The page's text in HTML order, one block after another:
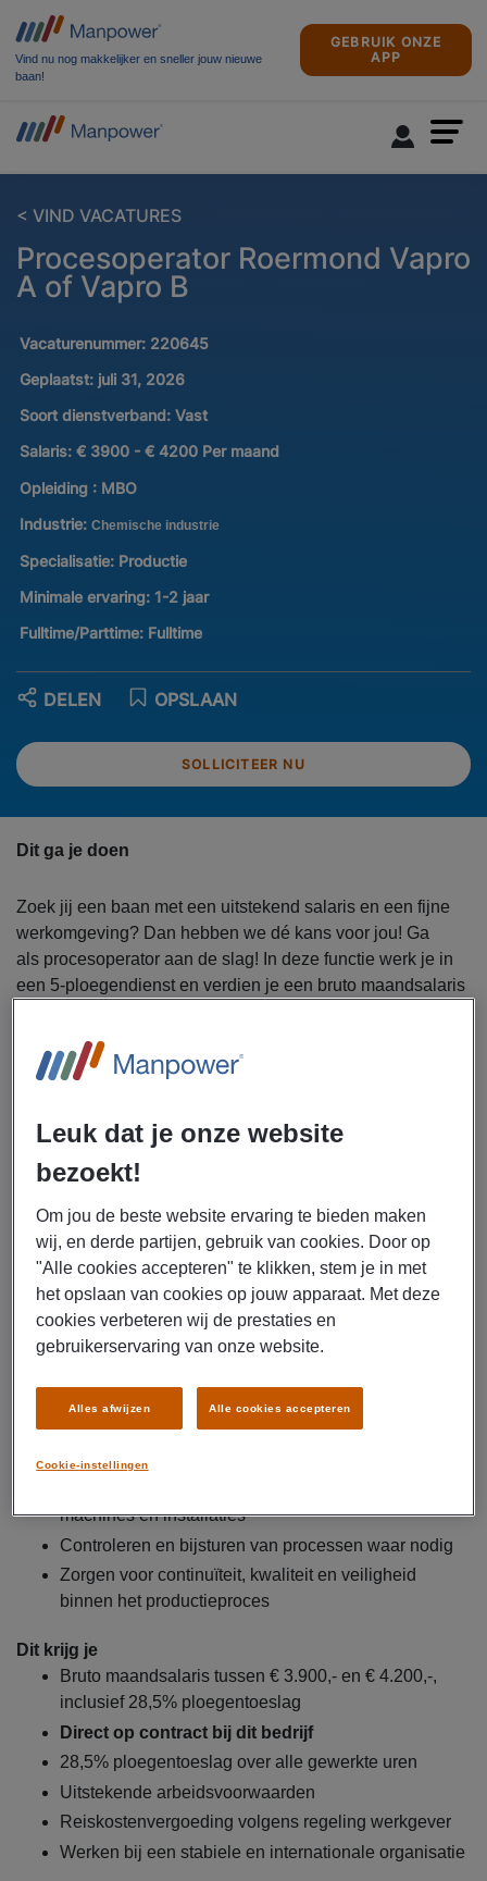
Vind nu nog makkelijker en sneller jouw nieuwe
baan!
GEBRUIK ONZE
APP
< VIND VACATURES
Procesoperator Roermond Vapro
A of Vapro B
Vacaturenummer: 220645
Geplaatst: juli 31, 2026
Soort dienstverband: Vast
Salaris: € 3900 - € 4200 Per maand
Opleiding : MBO
Industrie: Chemische industrie
Specialisatie: Productie
Minimale ervaring: 1-2 jaar
Fulltime/Parttime: Fulltime
SOLLICITEER NU
OPSLAAN
DELEN
Dit ga je doen
Zoek jij een baan met een uitstekend salaris en een fijne
werkomgeving? Dan hebben we dé kans voor jou! Ga
als procesoperator aan de slag! In deze functie werk je in
een 5-ploegendienst en verdien je een bruto maandsalaris
ploegentoeslag
kom jedirect in dienstbij een internationaal opererend
solliciteer meteen!
een werkgever in Roermond.
In deze uitdagendeoperatorfunctieben je
verantwoordelijk voor een soepel en veilig
productieproces. Je werkzaamheden bestaan onder
andere uit:
en apparatuur
Registreren van productiegegevens en afwijkingen in
een computersysteem
machines en installaties
Controleren en bijsturen van processen waar nodig
Zorgen voor continuïteit, kwaliteit en veiligheid
binnen het productieproces
Dit krijg je
Bruto maandsalaris tussen € 3.900,- en € 4.200,-,
inclusief 28,5% ploegentoeslag
Direct op contract bij dit bedrijf
28,5% ploegentoeslag over alle gewerkte uren
Uitstekende arbeidsvoorwaarden
Reiskostenvergoeding volgens regeling werkgever
Werken bij een stabiele en internationale organisatie
Leuk dat je onze website
bezoekt!
Om jou de beste website ervaring te bieden maken
wij, en derde partijen, gebruik van cookies. Door op
"Alle cookies accepteren" te klikken, stem je in met
het opslaan van cookies op jouw apparaat. Met deze
cookies verbeteren wij de prestaties en
gebruikerservaring van onze website.
Cookie-instellingen
Alles afwijzen Alle cookies accepteren